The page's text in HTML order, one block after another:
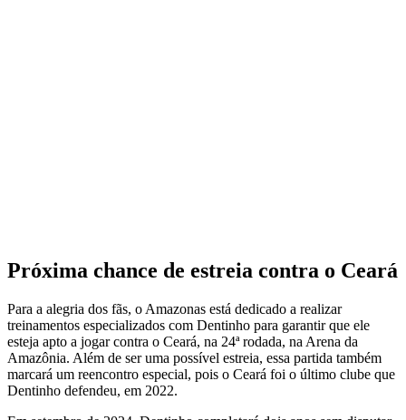
Próxima chance de estreia contra o Ceará
Para a alegria dos fãs, o Amazonas está dedicado a realizar
treinamentos especializados com Dentinho para garantir que ele
esteja apto a jogar contra o Ceará, na 24ª rodada, na Arena da
Amazônia. Além de ser uma possível estreia, essa partida também
marcará um reencontro especial, pois o Ceará foi o último clube que
Dentinho defendeu, em 2022.